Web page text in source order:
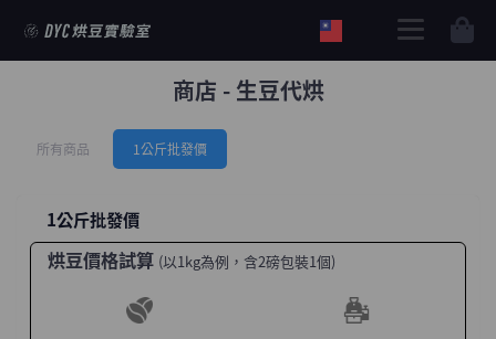
商店 - 生豆代烘
所有商品 1公斤批發價
1公斤批發價
烘豆價格試算 (以1kg為例，含2磅包裝1個)